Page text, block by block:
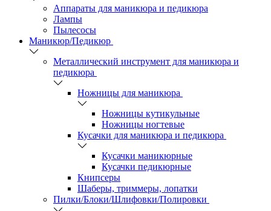
Аппараты для маникюра и педикюра
Лампы
Пылесосы
Маникюр/Педикюр
Металлический инструмент для маникюра и
педикюра
Ножницы для маникюра
Ножницы кутикульные
Ножницы ногтевые
Кусачки для маникюра и педикюра
Кусачки маникюрные
Кусачки педикюрные
Книпсеры
Шаберы, триммеры, лопатки
Пилки/Блоки/Шлифовки/Полировки